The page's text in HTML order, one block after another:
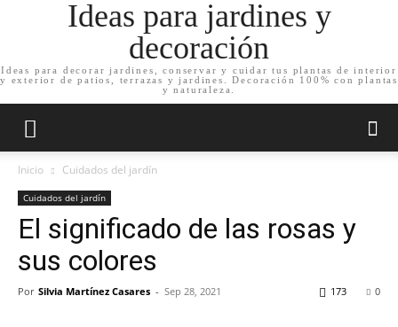
Ideas para jardines y
decoración
Ideas para decorar jardines, conservar y cuidar tus plantas de interior
y exterior de patios, terrazas y jardines. Decoración 100% con plantas
y naturaleza.
Inicio Cuidados del jardín
Cuidados del jardín
El significado de las rosas y
sus colores
Por Silvia Martínez Casares - Sep 28, 2021 0
173